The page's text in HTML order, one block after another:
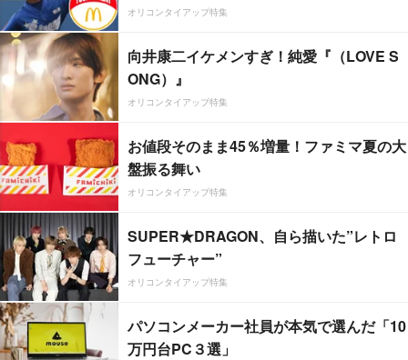
オリコンタイアップ特集
向井康二イケメンすぎ！純愛『（LOVE S
ONG）』
オリコンタイアップ特集
お値段そのまま45％増量！ファミマ夏の大
盤振る舞い
オリコンタイアップ特集
SUPER★DRAGON、自ら描いた”レトロ
フューチャー”
オリコンタイアップ特集
パソコンメーカー社員が本気で選んだ「10
万円台PC３選」